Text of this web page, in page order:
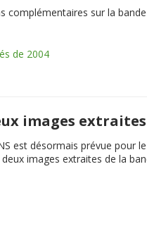
complémentaires sur la
de 2004
images
est désormais prévue pour
images extraites de la